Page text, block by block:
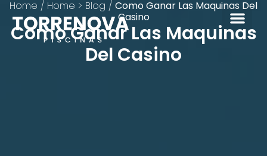
Home / Home > Blog / Como Ganar Las Maquinas Del
Casino
Como Ganar Las Maquinas
Del Casino